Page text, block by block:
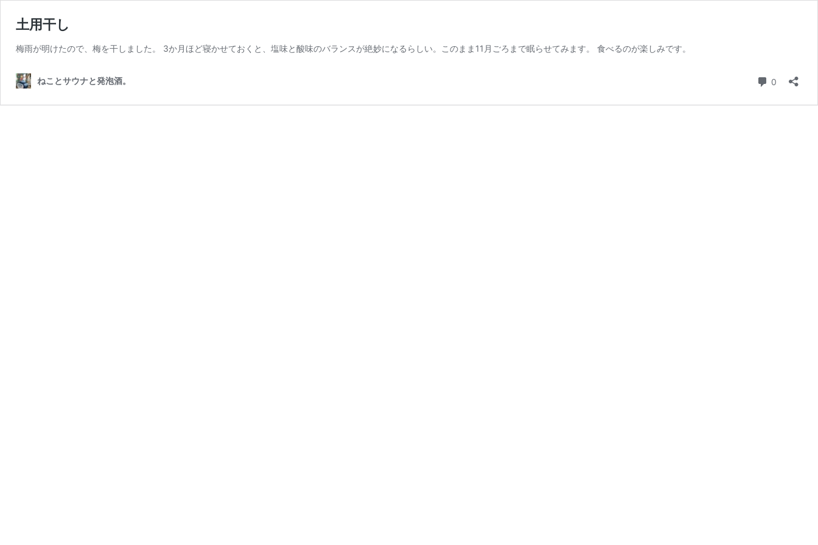
土用干し
梅雨が明けたので、梅を干しました。 3か月ほど寝かせておくと、塩味と酸味のバランスが絶妙になるらしい。このまま11月ごろまで眠らせてみます。 食べるのが楽しみです。
ねことサウナと発泡酒。 0 コメント